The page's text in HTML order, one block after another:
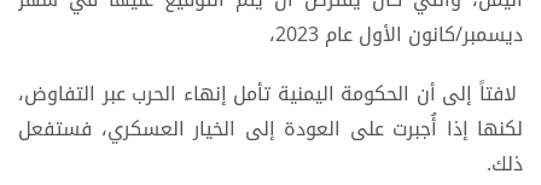
ديسمبر/كانون الأول عام 2023،
لافتاً إلى أن الحكومة اليمنية تأمل إنهاء الحرب عبر التفاوض،
لكنها إذا أُجبرت على العودة إلى الخيار العسكري، فستفعل
ذلك.